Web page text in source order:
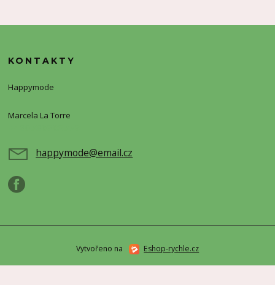
KONTAKTY
Happymode
Marcela La Torre
happymode@email.cz
Vytvořeno na Eshop-rychle.cz